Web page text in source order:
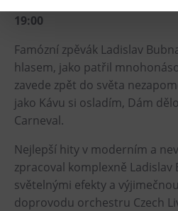
Gong
Hornické muzeum
Heligonka
HopJump
Lezecká stěna
Fajna Dilna
FUTUREUM
19:00
Famózní zpěvák Ladislav
hlasem, jako patřil
zavede zpět do světa
jako Kávu si osladím, Dám
Carneval.
Nejlepší hity v moderním a
zpracoval komplexně
světelnými efekty a
doprovodu orchestru Czech